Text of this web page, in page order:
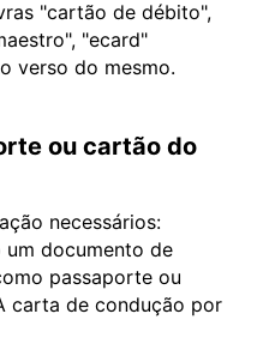
"cartão de débito",
"ecard"
verso do mesmo.
ou cartão do
necessários:
um documento de
passaporte ou
carta de condução por